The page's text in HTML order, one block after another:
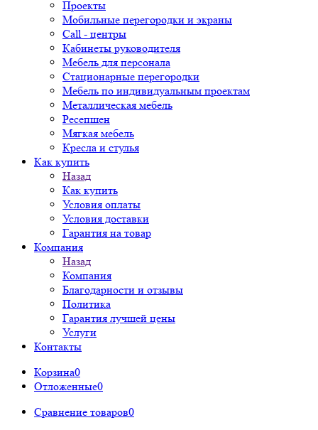
Проекты
Мобильные перегородки и экраны
Call - центры
Кабинеты руководителя
Мебель для персонала
Стационарные перегородки
Мебель по индивидуальным проектам
Металлическая мебель
Ресепшен
Мягкая мебель
Кресла и стулья
Как купить
Назад
Как купить
Условия оплаты
Условия доставки
Гарантия на товар
Компания
Назад
Компания
Благодарности и отзывы
Политика
Гарантия лучшей цены
Услуги
Контакты
Корзина0
Отложенные0
Сравнение товаров0